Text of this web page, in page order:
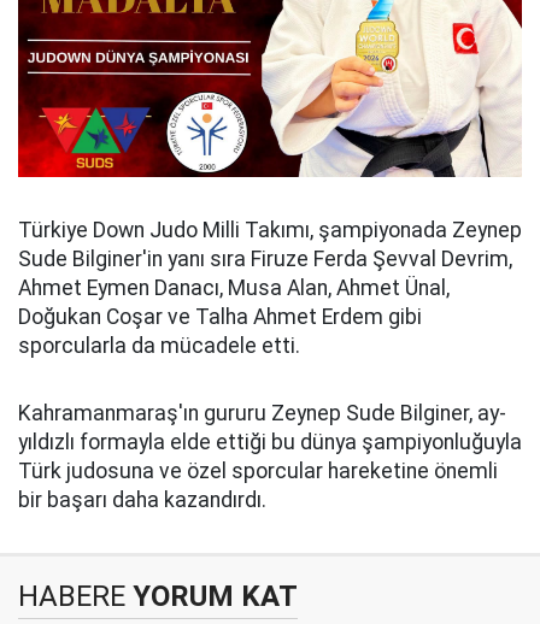
Türkiye Down Judo Milli Takımı, şampiyonada Zeynep
Sude Bilginer'in yanı sıra Firuze Ferda Şevval Devrim,
Ahmet Eymen Danacı, Musa Alan, Ahmet Ünal,
Doğukan Coşar ve Talha Ahmet Erdem gibi
sporcularla da mücadele etti.
Kahramanmaraş'ın gururu Zeynep Sude Bilginer, ay-
yıldızlı formayla elde ettiği bu dünya şampiyonluğuyla
Türk judosuna ve özel sporcular hareketine önemli
bir başarı daha kazandırdı.
HABERE YORUM KAT